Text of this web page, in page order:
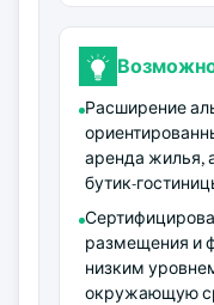
Расширение
аренда жилья,
бутик-
размещения и
низким
окружающую